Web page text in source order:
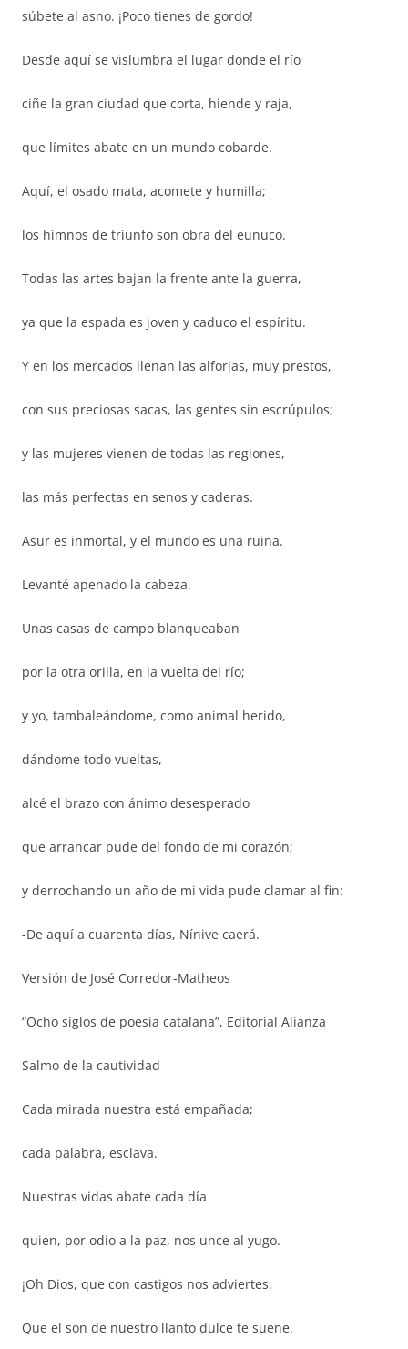
súbete al asno. ¡Poco tienes de gordo!
Desde aquí se vislumbra el lugar donde el río
ciñe la gran ciudad que corta, hiende y raja,
que límites abate en un mundo cobarde.
Aquí, el osado mata, acomete y humilla;
los himnos de triunfo son obra del eunuco.
Todas las artes bajan la frente ante la guerra,
ya que la espada es joven y caduco el espíritu.
Y en los mercados llenan las alforjas, muy prestos,
con sus preciosas sacas, las gentes sin escrúpulos;
y las mujeres vienen de todas las regiones,
las más perfectas en senos y caderas.
Asur es inmortal, y el mundo es una ruina.
Levanté apenado la cabeza.
Unas casas de campo blanqueaban
por la otra orilla, en la vuelta del río;
y yo, tambaleándome, como animal herido,
dándome todo vueltas,
alcé el brazo con ánimo desesperado
que arrancar pude del fondo de mi corazón;
y derrochando un año de mi vida pude clamar al fin:
-De aquí a cuarenta días, Nínive caerá.
Versión de José Corredor-Matheos
“Ocho siglos de poesía catalana”, Editorial Alianza
Salmo de la cautividad
Cada mirada nuestra está empañada;
cada palabra, esclava.
Nuestras vidas abate cada día
quien, por odio a la paz, nos unce al yugo.
¡Oh Dios, que con castigos nos adviertes.
Que el son de nuestro llanto dulce te suene.